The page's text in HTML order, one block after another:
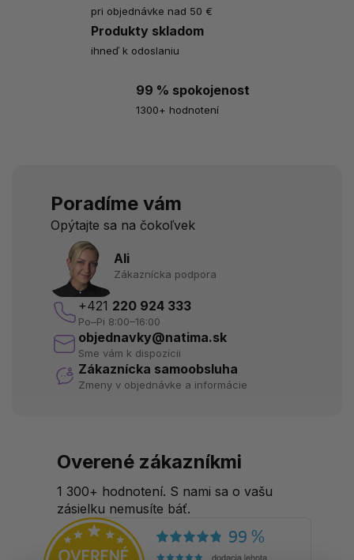
pri objednávke nad 50 €
Produkty skladom
ihneď k odoslaniu
99 % spokojenost
1300+ hodnotení
Poradíme vám
Opýtajte sa na čokoľvek
Ali
Zákaznícka podpora
+421 220 924 333
Po–Pi 8:00–16:00
objednavky@natima.sk
Sme vám k dispozícii
Zákaznícka samoobsluha
Zmeny v objednávke a informácie
Overené zákazníkmi
1 300+ hodnotení. S nami sa o vašu
zásielku nemusíte báť.